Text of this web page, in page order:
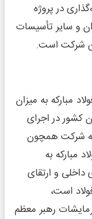
در پروژه
و سایر تأسیسات
شرکت است.
مبارکه به میزان
میلیارد تومان در ۱۵ استان کشور در اجرای
شرکت همچون
مبارکه به
داخلی و ارتقای
است،
رهبر معظم